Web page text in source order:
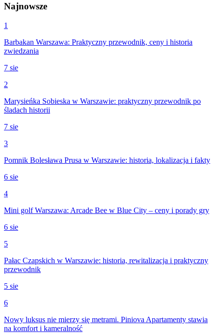
Najnowsze
1
Barbakan Warszawa: Praktyczny przewodnik, ceny i historia
zwiedzania
7 sie
2
Marysieńka Sobieska w Warszawie: praktyczny przewodnik po
śladach historii
7 sie
3
Pomnik Bolesława Prusa w Warszawie: historia, lokalizacja i fakty
6 sie
4
Mini golf Warszawa: Arcade Bee w Blue City – ceny i porady gry
6 sie
5
Pałac Czapskich w Warszawie: historia, rewitalizacja i praktyczny
przewodnik
5 sie
6
Nowy luksus nie mierzy się metrami. Piniova Apartamenty stawia
na komfort i kameralność